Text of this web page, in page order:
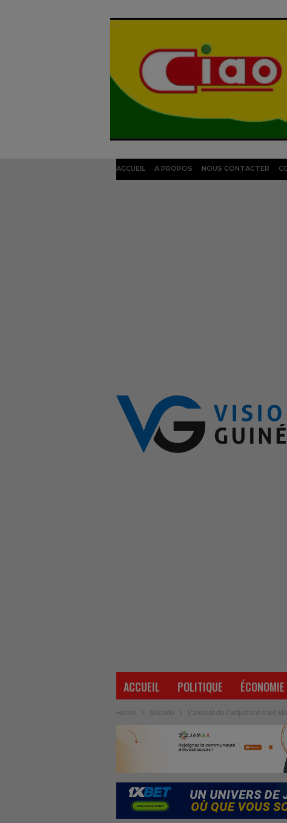
ACCUEIL A PROPOS NOUS CONTACTER
ACCUEIL POLITIQUE ÉCONOMIE
Home Société L’avocat de l’adjudant-chef